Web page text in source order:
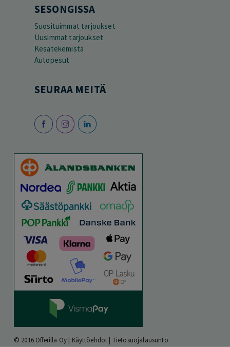
SESONGISSA
Suosituimmat tarjoukset
Uusimmat tarjoukset
Kesätekemistä
Autopesut
SEURAA MEITÄ
© 2016 Offerilla Oy | Käyttöehdot | Tietosuojalausunto